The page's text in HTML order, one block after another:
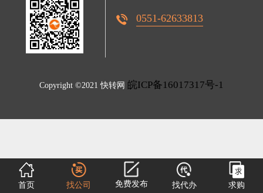
0551-62633813
Copyright ©2021 快转网 皖ICP备16017317号-1
首页 找公司 免费发布 找代办 求购